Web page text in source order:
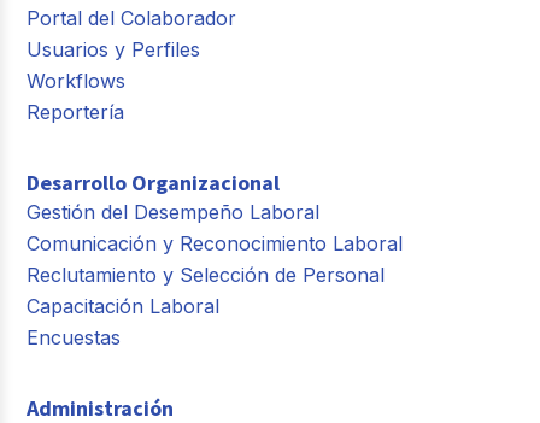
Portal del Colaborador
Usuarios y Perfiles
Workflows
Reportería
Desarrollo Organizacional
Gestión del Desempeño Laboral
Comunicación y Reconocimiento Laboral
Reclutamiento y Selección de Personal
Capacitación Laboral
Encuestas
Administración